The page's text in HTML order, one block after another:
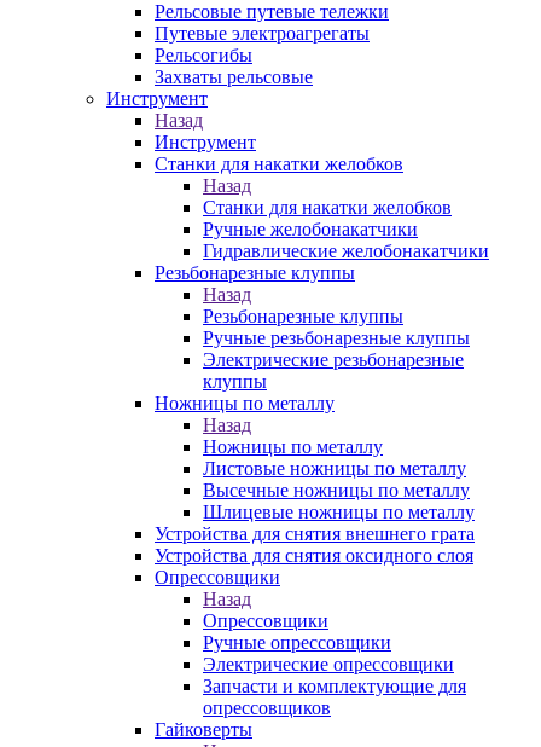
Рельсовые путевые тележки
Путевые электроагрегаты
Рельсогибы
Захваты рельсовые
Инструмент
Назад
Инструмент
Станки для накатки желобков
Назад
Станки для накатки желобков
Ручные желобонакатчики
Гидравлические желобонакатчики
Резьбонарезные клуппы
Назад
Резьбонарезные клуппы
Ручные резьбонарезные клуппы
Электрические резьбонарезные
клуппы
Ножницы по металлу
Назад
Ножницы по металлу
Листовые ножницы по металлу
Высечные ножницы по металлу
Шлицевые ножницы по металлу
Устройства для снятия внешнего грата
Устройства для снятия оксидного слоя
Опрессовщики
Назад
Опрессовщики
Ручные опрессовщики
Электрические опрессовщики
Запчасти и комплектующие для
опрессовщиков
Гайковерты